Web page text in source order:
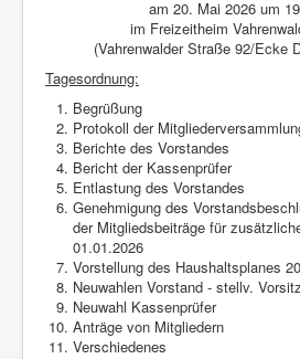
Tango Argentino
Tanzkreise
Breitensport
Turniersport
Trainingszeiten
Trainingsplan
Tanzpartner gesucht?
Tanzpartnerbörse
Club-Infos & Mitgliedsbeiträge
am 20. Mai 2026 um
im Freizeitheim
(Vahrenwalder Straße 92/Ecke
Tagesordnung:
Begrüßung
Protokoll der
Berichte des Vorstandes
Bericht der Kassenprüfer
Entlastung des Vorstandes
Genehmigung des
der Mitgliedsbeiträge für
01.01.2026
Vorstellung des Haushaltsplanes
Neuwahlen Vorstand - stellv.
Neuwahl Kassenprüfer
Anträge von Mitgliedern
Verschiedenes